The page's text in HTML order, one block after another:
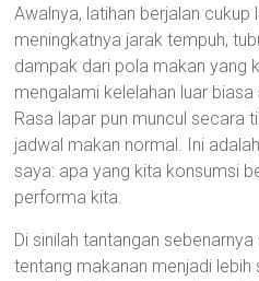
Awalnya, latihan berjalan cukup
meningkatnya jarak tempuh,
dampak dari pola makan yang
mengalami kelelahan luar
Rasa lapar pun muncul secara
jadwal makan normal. Ini
saya: apa yang kita konsumsi
performa kita.
Di sinilah tantangan
tentang makanan menjadi